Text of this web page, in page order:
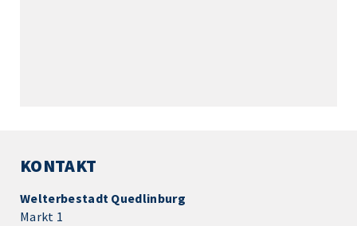
KONTAKT
Welterbestadt Quedlinburg
Markt 1